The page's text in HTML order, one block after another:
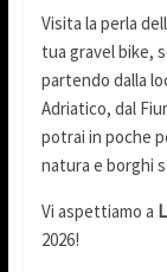
Visita la perla
tua gravel bike,
partendo dalla
Adriatico, dal
potrai in poche
natura e borghi
Vi aspettiamo a
2026!